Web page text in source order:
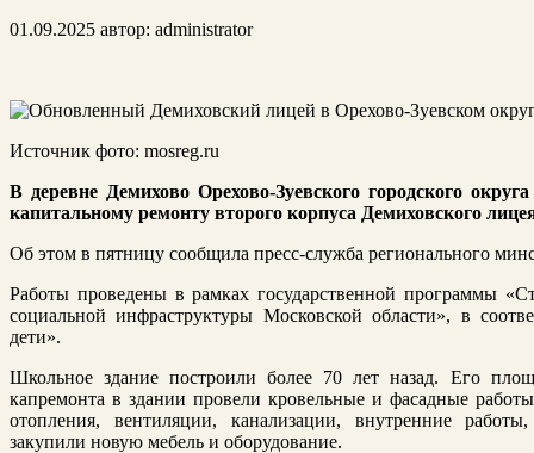
01.09.2025 автор: administrator
Источник фото: mosreg.ru
В деревне Демихово Орехово-Зуевского городского
капитальному ремонту второго корпуса Демиховского
Об этом в пятницу сообщила пресс-служба регионального
Работы проведены в рамках государственной программы
социальной инфраструктуры Московской области», в
дети».
Школьное здание построили более 70 лет назад. Его
капремонта в здании провели кровельные и фасадные
отопления, вентиляции, канализации, внутренние
закупили новую мебель и оборудование.